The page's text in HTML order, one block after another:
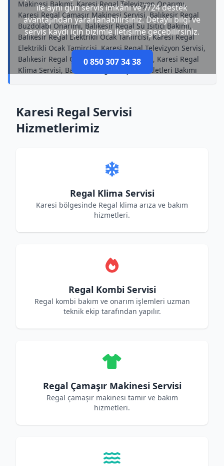
ile aynı gün servis imkânı ve 7/24 destek
avantajından yararlanabilirsiniz. Detaylı bilgi ve
servis kaydı için bizimle iletişime geçebilirsiniz.
0 850 307 34 38
Makinesi Bakımı, Karesi Regal Televizyon Onarımı,
Karesi Regal Çamaşır Makinesi Servisi, Balıkesir Regal
Buzdolabı Onarımı, Balıkesir Regal Su Isıtıcı Bakımı,
Balıkesir Regal Elektrikli Ocak Tamircisi, Karesi Regal
Elektrikli Ocak Tamircisi, Karesi Regal Televizyon Servisi,
Balıkesir Regal Çamaşır Makinesi Servisi, Karesi Regal
Klima Servisi, Balıkesir Regal Küçük Ev Aletleri Bakımı
Karesi Regal Servisi
Hizmetlerimiz
Regal Klima Servisi
Karesi bölgesinde Regal klima arıza ve bakım
hizmetleri.
Regal Kombi Servisi
Regal kombi bakım ve onarım işlemleri uzman
teknik ekip tarafından yapılır.
Regal Çamaşır Makinesi Servisi
Regal çamaşır makinesi tamir ve bakım
hizmetleri.